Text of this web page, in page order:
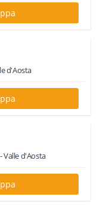
d'Aosta
Valle d'Aosta